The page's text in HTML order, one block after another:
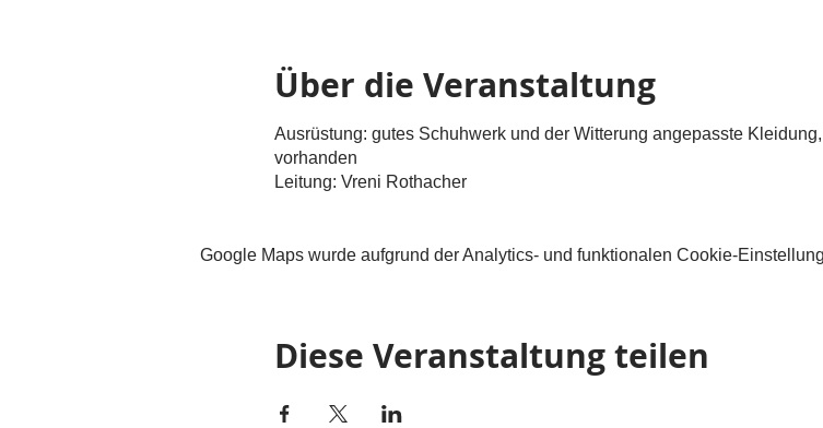
Über die Veranstaltung
Ausrüstung: gutes Schuhwerk und der Witterung angepasste
vorhanden
Leitung: Vreni Rothacher
Google Maps wurde aufgrund der Analytics- und funktionalen Cookie-
Diese Veranstaltung teilen